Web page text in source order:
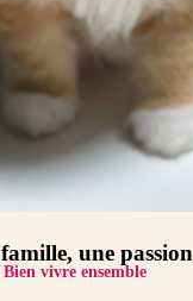
famille, une passion
Bien vivre ensemble